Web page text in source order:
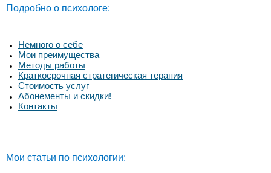
Подробно о психологе:
Немного о себе
Мои преимущества
Методы работы
Краткосрочная стратегическая терапия
Стоимость услуг
Абонементы и скидки!
Контакты
Мои статьи по психологии: